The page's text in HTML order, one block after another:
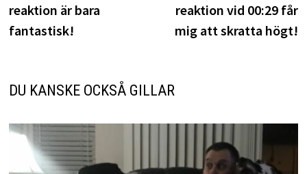
reaktion är bara
fantastisk!
reaktion vid 00:29 får
mig att skratta högt!
DU KANSKE OCKSÅ GILLAR